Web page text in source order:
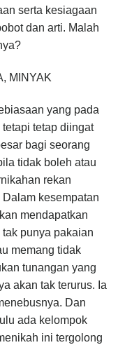
serta kesiagaan
dan arti. Malah
MINYAK
yang pada
tetap diingat
bagi seorang
tidak boleh atau
rekan
kesempatan
mendapatkan
punya pakaian
memang tidak
tunangan yang
akan tak terurus. Ia
Dan
ada kelompok
ini tergolong